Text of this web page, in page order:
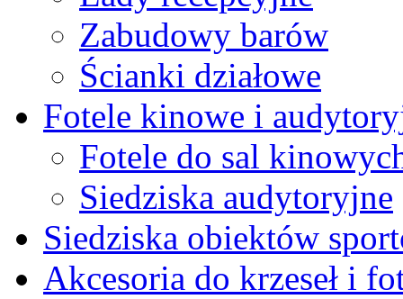
Zabudowy barów
Ścianki działowe
Fotele kinowe i
Fotele do sal
Siedziska audytoryjne
Siedziska obiektów
Akcesoria do krzeseł i